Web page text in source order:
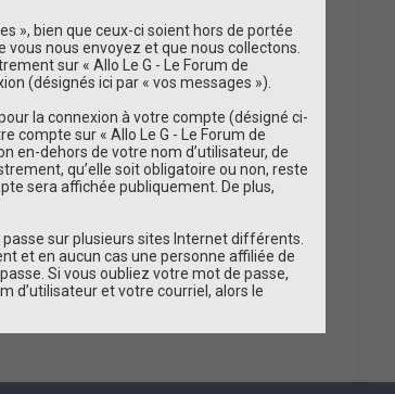
», bien que ceux-ci soient hors de portée
nous envoyez et que nous collectons.
sur « Allo Le G - Le Forum de
(désignés ici par « vos messages »).
la connexion à votre compte (désigné ci-
compte sur « Allo Le G - Le Forum de
en-dehors de votre nom d’utilisateur, de
qu’elle soit obligatoire ou non, reste
sera affichée publiquement. De plus,
sur plusieurs sites Internet différents.
et en aucun cas une personne affiliée de
Si vous oubliez votre mot de passe,
d’utilisateur et votre courriel, alors le